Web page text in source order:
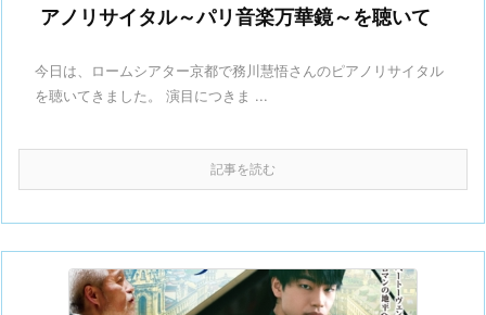
アノリサイタル～パリ音楽万華鏡～を聴いて
今日は、ロームシアター京都で務川慧悟さんのピアノリサイタル
を聴いてきました。 演目につきま ...
記事を読む